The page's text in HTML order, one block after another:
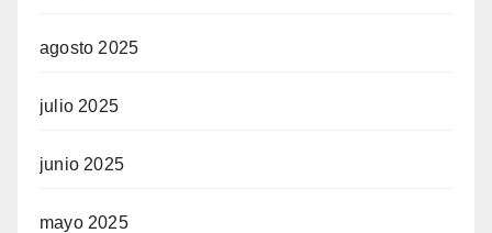
agosto 2025
julio 2025
junio 2025
mayo 2025